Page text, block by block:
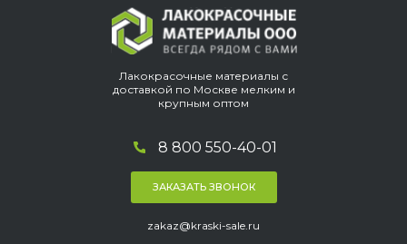
Лакокрасочные материалы с
доставкой по Москве мелким и
крупным оптом
8 800 550-40-01
ЗАКАЗАТЬ ЗВОНОК
zakaz@kraski-sale.ru